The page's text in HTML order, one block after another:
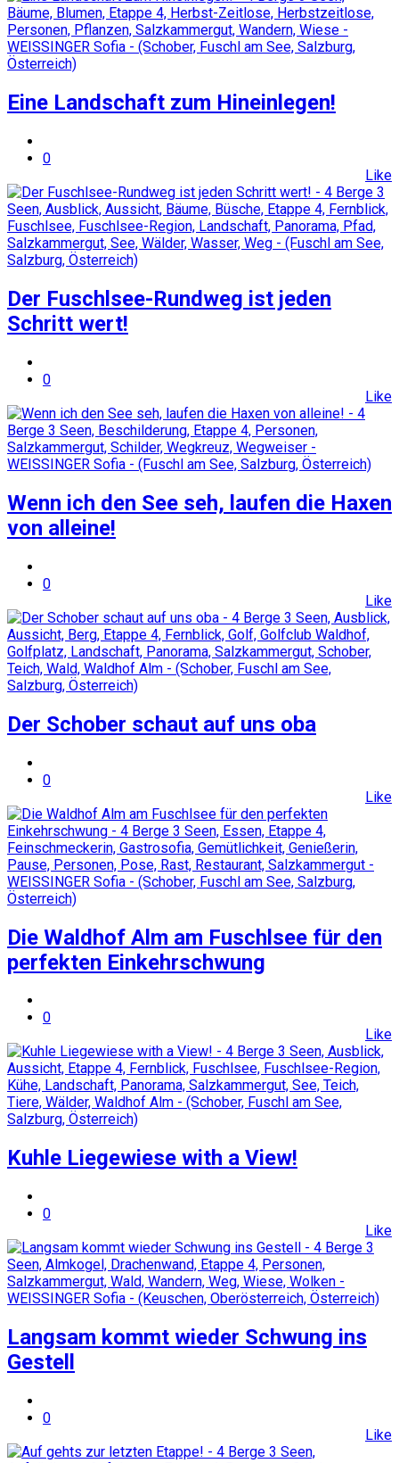
Eine Landschaft zum Hineinlegen!
0
Like
Der Fuschlsee-Rundweg ist jeden
Schritt wert!
0
Like
Wenn ich den See seh, laufen die Haxen
von alleine!
0
Like
Der Schober schaut auf uns oba
0
Like
Die Waldhof Alm am Fuschlsee für den
perfekten Einkehrschwung
0
Like
Kuhle Liegewiese with a View!
0
Like
Langsam kommt wieder Schwung ins
Gestell
0
Like